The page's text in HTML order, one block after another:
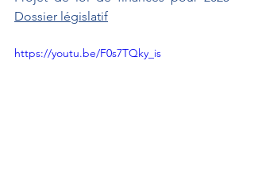
Dossier législatif
https://youtu.be/F0s7TQky_is